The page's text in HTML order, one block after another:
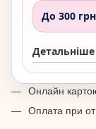
До 300
Онлайн
Оплата при